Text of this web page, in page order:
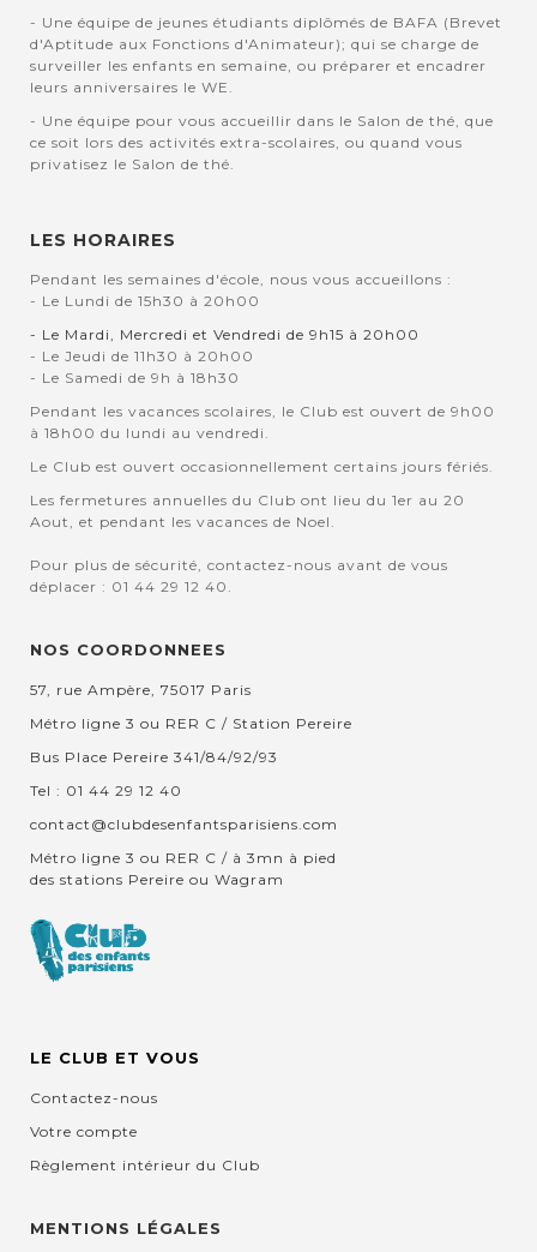
- Une équipe de jeunes étudiants diplômés de BAFA (Brevet
d'Aptitude aux Fonctions d'Animateur); qui se charge de
surveiller les enfants en semaine, ou préparer et encadrer
leurs anniversaires le WE.
- Une équipe pour vous accueillir dans le Salon de thé, que
ce soit lors des activités extra-scolaires, ou quand vous
privatisez le Salon de thé.
LES HORAIRES
Pendant les semaines d'école, nous vous accueillons :
- Le Lundi de 15h30 à 20h00
- Le Mardi, Mercredi et Vendredi de 9h15 à 20h00
- Le Jeudi de 11h30 à 20h00
- Le Samedi de 9h à 18h30
Pendant les vacances scolaires, le Club est ouvert de 9h00
à 18h00 du lundi au vendredi.
Le Club est ouvert occasionnellement certains jours fériés.
Les fermetures annuelles du Club ont lieu du 1er au 20
Aout, et pendant les vacances de Noel.
Pour plus de sécurité, contactez-nous avant de vous
déplacer : 01 44 29 12 40.
NOS COORDONNEES
57, rue Ampère, 75017 Paris
Métro ligne 3 ou RER C / Station Pereire
Bus Place Pereire 341/84/92/93
Tel : 01 44 29 12 40
contact@clubdesenfantsparisiens.com
Métro ligne 3 ou RER C / à 3mn à pied
des stations Pereire ou Wagram
LE CLUB ET VOUS
Contactez-nous
Votre compte
Règlement intérieur du Club
MENTIONS LÉGALES